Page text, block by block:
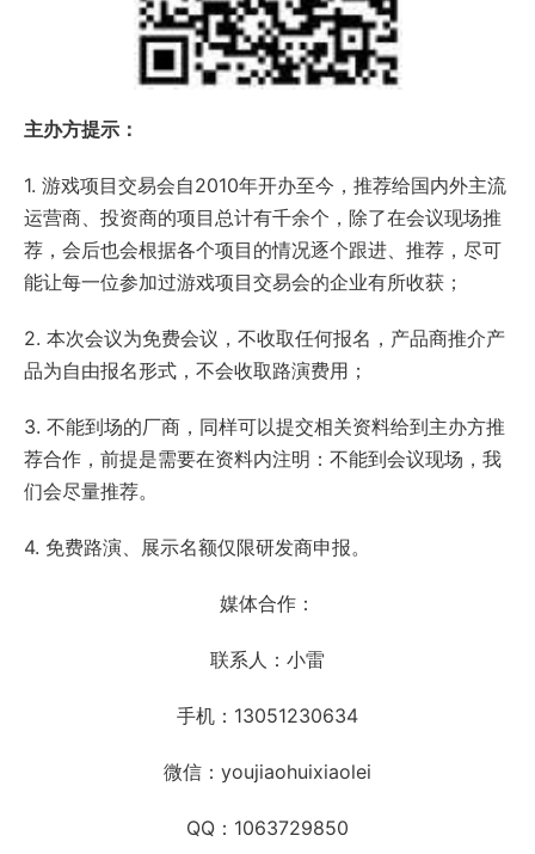
主办方提示：
1. 游戏项目交易会自2010年开办至今，推荐给国内外主流
运营商、投资商的项目总计有千余个，除了在会议现场推
荐，会后也会根据各个项目的情况逐个跟进、推荐，尽可
能让每一位参加过游戏项目交易会的企业有所收获；
2. 本次会议为免费会议，不收取任何报名，产品商推介产
品为自由报名形式，不会收取路演费用；
3. 不能到场的厂商，同样可以提交相关资料给到主办方推
荐合作，前提是需要在资料内注明：不能到会议现场，我
们会尽量推荐。
4. 免费路演、展示名额仅限研发商申报。
媒体合作：
联系人：小雷
手机：13051230634
微信：youjiaohuixiaolei
QQ：1063729850